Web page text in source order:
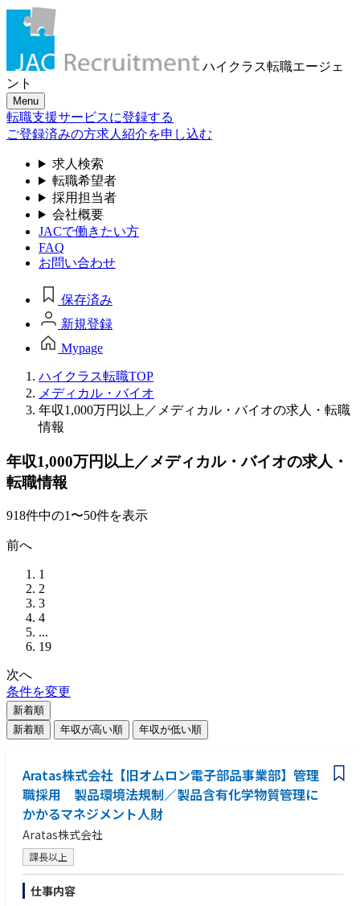
ハイクラス転職エージェ
ント
Menu
転職支援サービスに登録する
ご登録済みの方求人紹介を申し込む
求人検索
転職希望者
採用担当者
会社概要
JACで働きたい方
FAQ
お問い合わせ
保存済み
新規登録
Mypage
ハイクラス転職TOP
メディカル・バイオ
年収1,000万円以上／メディカル・バイオの求人・転職
情報
年収1,000万円以上／メディカル・バイオの求人・
転職情報
918件中の1〜50件を表示
前へ
1
2
3
4
...
19
次へ
条件を変更
新着順
新着順
年収が高い順 年収が低い順
Aratas株式会社【旧オムロン電子部品事業部】管理
職採用 製品環境法規制／製品含有化学物質管理に
かかるマネジメント人財
Aratas株式会社
課長以上
仕事内容